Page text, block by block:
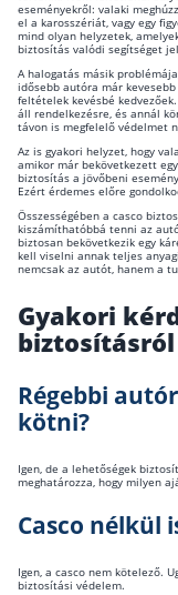
eseményekről: valaki
el a karosszériát, vagy egy
mind olyan helyzetek,
biztosítás valódi segítséget
A halogatás másik
idősebb autóra már
feltételek kevésbé
áll rendelkezésre, és annál
távon is megfelelő védelmet
Az is gyakori helyzet, hogy
amikor már bekövetkezett
biztosítás a jövőbeni
Ezért érdemes előre
Összességében a casco
kiszámíthatóbbá tenni az
biztosan bekövetkezik egy
kell viselni annak teljes
nemcsak az autót, hanem a
Gyakori
biztosításról
Régebbi
kötni?
Igen, de a lehetőségek
meghatározza, hogy milyen
Casco nélkül
Igen, a casco nem kötelező.
biztosítási védelem.